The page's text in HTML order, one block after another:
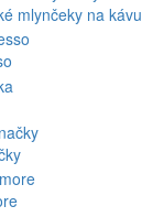
mlynčeky na kávu